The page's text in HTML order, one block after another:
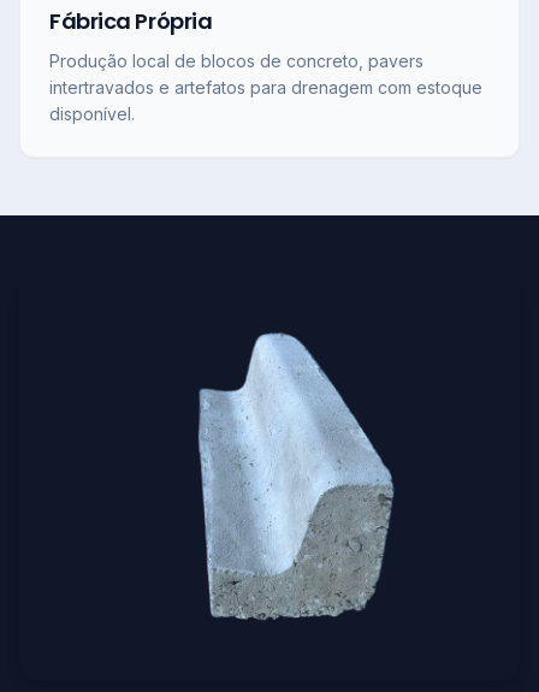
Fábrica Própria
Produção local de blocos de concreto, pavers
intertravados e artefatos para drenagem com estoque
disponível.